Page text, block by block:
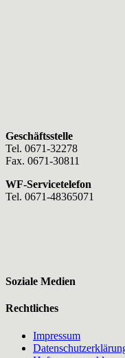
Geschäftsstelle
Tel. 0671-32278
Fax. 0671-30811
WF-Servicetelefon
Tel. 0671-48365071
Soziale Medien
Rechtliches
Impressum